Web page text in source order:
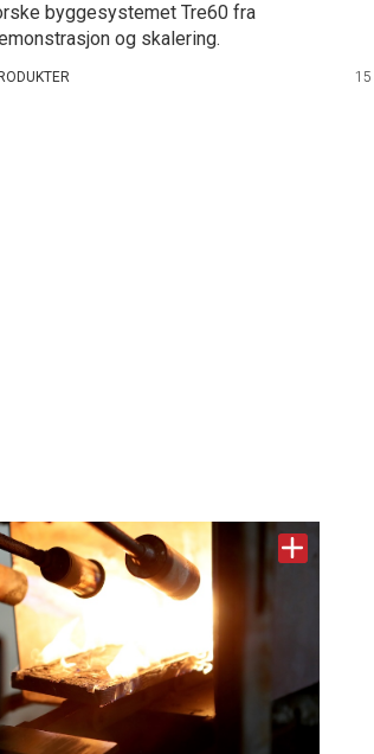
byggesystemet Tre60 fra
og skalering.
15